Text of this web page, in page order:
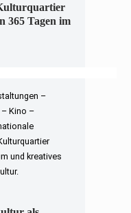
365 Tagen im
–
Kino –
und kreatives